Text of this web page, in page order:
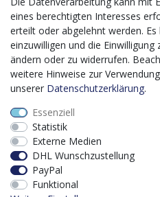
Softwaresystem) investieren,
künftig selbst verwalten zu
der effizienteren
Bearbeitung, Organisation
Inhalte (Content) in unserem
insbesondere für den Vertrieb
Software digitalisiert werden
Zeitersparnis führt.
Dieses Vorhaben wird
Union mithilfe von EFRE-
auf der Grundlage des vom
eines berechtigten Interesses
erteilt oder abgelehnt werden.
einzuwilligen und die
ändern oder zu widerrufen.
weitere Hinweise zur
unserer Daten­schutz­erklärung.
Essenziell
Statistik
Externe Medien
DHL Wunschzustellung
PayPal
Funktional